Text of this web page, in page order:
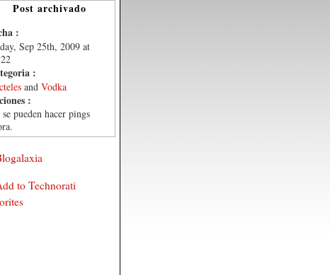
Post archivado
:
Sep 25th, 2009 at
:
and Vodka
:
pueden hacer pings